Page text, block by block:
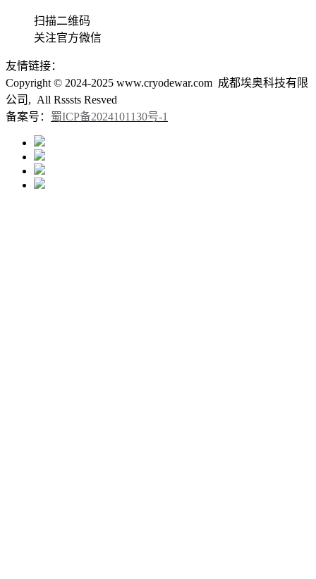
扫描二维码
关注官方微信
友情链接：
Copyright © 2024-2025 www.cryodewar.com 成都埃奥科技有限
公司, All Rsssts Resved
备案号： 蜀ICP备2024101130号-1